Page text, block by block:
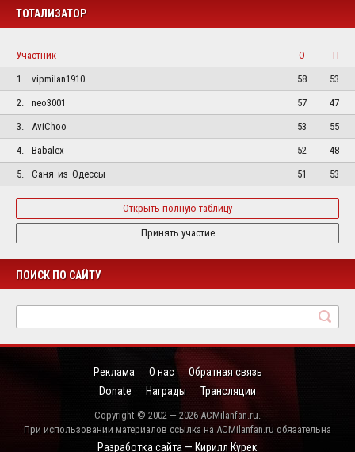
ТОТАЛИЗАТОР
Участник О
П
1.
vipmilan1910 58
53
2.
neo3001 57
47
3.
AviChoo 53
55
4.
Babalex 52
48
5.
Саня_из_Одессы 51 53
Открыть полную таблицу
Принять участие
ПОИСК ПО САЙТУ
Реклама О нас
Обратная связь
Donate
Награды Трансляции
Copyright © 2002 — 2026 ACMilanfan.ru.
При использовании материалов ссылка на ACMilanfan.ru обязательна
Разработка сайта — Кирилл Курек